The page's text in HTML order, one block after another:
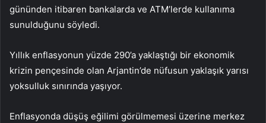
gününden itibaren bankalarda ve ATM’lerde kullanıma
sunulduğunu söyledi.
Yıllık enflasyonun yüzde 290’a yaklaştığı bir ekonomik
krizin pençesinde olan Arjantin’de nüfusun yaklaşık yarısı
yoksulluk sınırında yaşıyor.
Enflasyonda düşüş eğilimi görülmemesi üzerine merkez